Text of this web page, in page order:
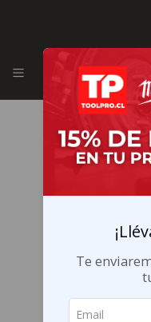
Envíos GRATIS
Te